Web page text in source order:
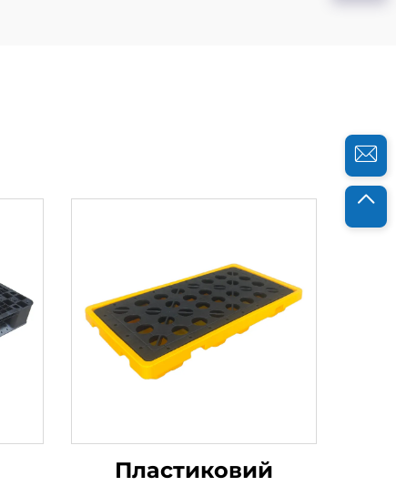
Пластиковий